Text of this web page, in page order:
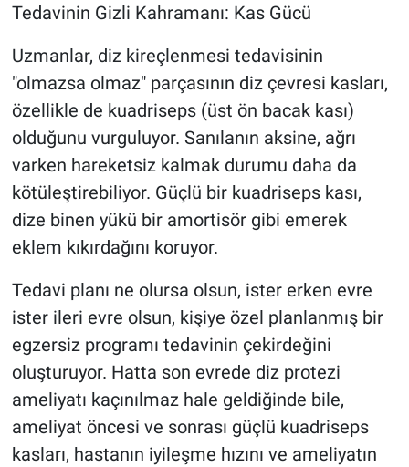
Tedavinin Gizli Kahramanı: Kas Gücü
Uzmanlar, diz kireçlenmesi tedavisinin
"olmazsa olmaz" parçasının diz çevresi kasları,
özellikle de kuadriseps (üst ön bacak kası)
olduğunu vurguluyor. Sanılanın aksine, ağrı
varken hareketsiz kalmak durumu daha da
kötüleştirebiliyor. Güçlü bir kuadriseps kası,
dize binen yükü bir amortisör gibi emerek
eklem kıkırdağını koruyor.
Tedavi planı ne olursa olsun, ister erken evre
ister ileri evre olsun, kişiye özel planlanmış bir
egzersiz programı tedavinin çekirdeğini
oluşturuyor. Hatta son evrede diz protezi
ameliyatı kaçınılmaz hale geldiğinde bile,
ameliyat öncesi ve sonrası güçlü kuadriseps
kasları, hastanın iyileşme hızını ve ameliyatın
Ne demişti
Nedir
Popüler
Programlar
Sağlık
Spor
Teknoloji
Türkiye'nin Geleceği
Türkiye'nin Gündemi
Yerel Gündem